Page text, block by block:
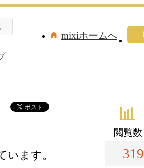
mixiホームへ
います。
閲覧数
319